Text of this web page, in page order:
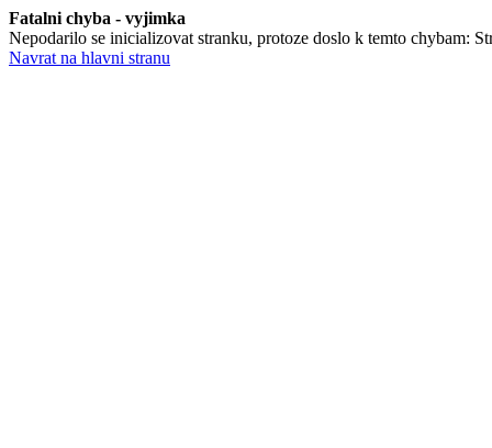
Fatalni chyba - vyjimka
Nepodarilo se inicializovat stranku, protoze doslo k temto chybam:
Navrat na hlavni stranu